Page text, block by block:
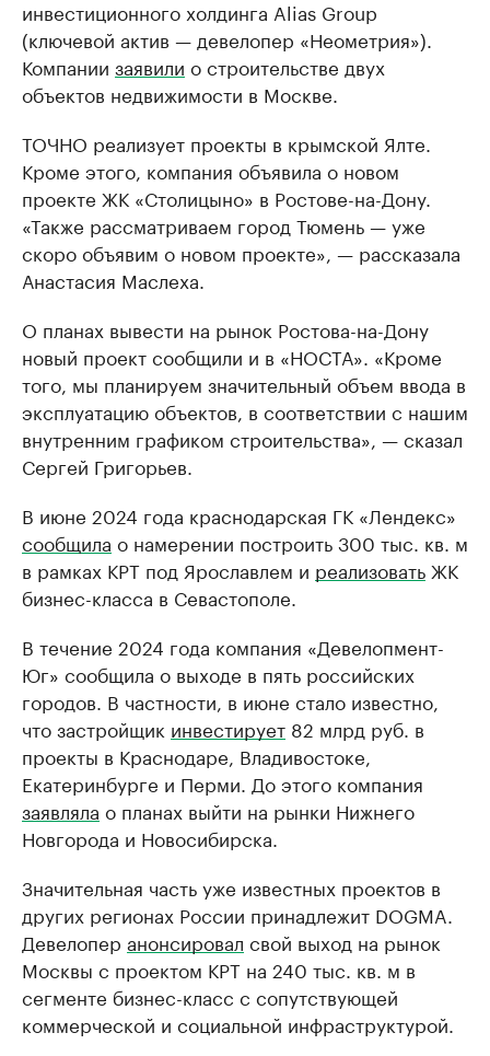
инвестиционного холдинга Alias Group
(ключевой актив — девелопер «Неометрия»).
Компании заявили о строительстве двух
объектов недвижимости в Москве.
ТОЧНО реализует проекты в крымской Ялте.
Кроме этого, компания объявила о новом
проекте ЖК «Столицыно» в Ростове-на-Дону.
«Также рассматриваем город Тюмень — уже
скоро объявим о новом проекте», — рассказала
Анастасия Маслеха.
О планах вывести на рынок Ростова-на-Дону
новый проект сообщили и в «НОСТА». «Кроме
того, мы планируем значительный объем ввода в
эксплуатацию объектов, в соответствии с нашим
внутренним графиком строительства», — сказал
Сергей Григорьев.
В июне 2024 года краснодарская ГК «Лендекс»
сообщила о намерении построить 300 тыс. кв. м
в рамках КРТ под Ярославлем и реализоватьЖК
бизнес-класса в Севастополе.
В течение 2024 года компания «Девелопмент-
Юг» сообщила о выходе в пять российских
городов. В частности, в июне стало известно,
что застройщик инвестирует 82 млрд руб. в
проекты в Краснодаре, Владивостоке,
Екатеринбурге и Перми. До этого компания
заявляла о планах выйти на рынки Нижнего
Новгорода и Новосибирска.
Значительная часть уже известных проектов в
других регионах России принадлежит DOGMA.
Девелопер анонсировал свой выход на рынок
Москвы с проектом КРТ на 240 тыс. кв. м в
сегменте бизнес-класс с сопутствующей
коммерческой и социальной инфраструктурой.